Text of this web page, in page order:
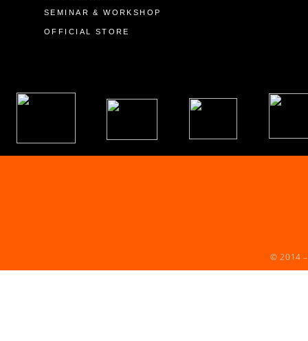
SEMINAR & WORKSHOP
OFFICIAL STORE
© 2014 –